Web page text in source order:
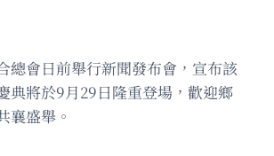
總會日前舉行新聞發布會，宣布該
典將於9月29日隆重登場，歡迎鄉
襄盛舉。